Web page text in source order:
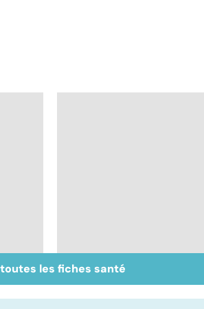
Tout savoir sur les
infections
les fiches santé